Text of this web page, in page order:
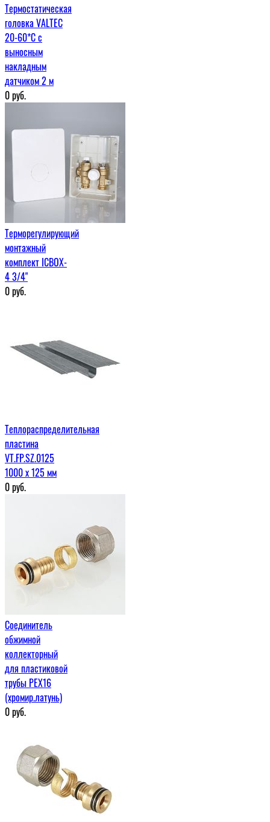
Термостатическая
головка VALTEC
20-60*C с
выносным
накладным
датчиком 2 м
0руб.
Терморегулирующий
монтажный
комплект ICBOX-
4 3/4"
0руб.
Теплораспределительная
пластина
VT.FP.SZ.0125
1000 х 125 мм
0руб.
Соединитель
обжимной
коллекторный
для пластиковой
трубы PEX16
(хромир.латунь)
0руб.